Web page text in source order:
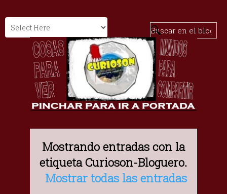
Mostrando entradas con la
etiquetaCurioson-Bloguero.
Mostrar todas las entradas